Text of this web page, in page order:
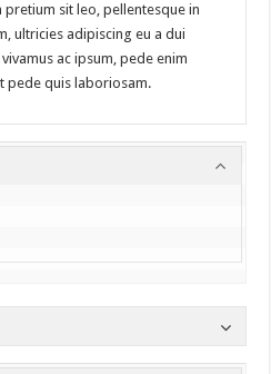
sit leo, pellentesque in
ultricies adipiscing eu a dui
ac ipsum, pede enim
pede quis laboriosam.